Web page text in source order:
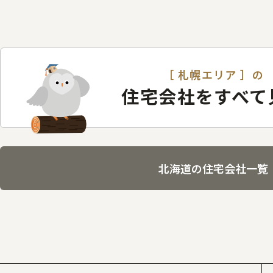
［ 札幌エリア ］の
住宅会社をすべ
北海道の住宅会社一覧